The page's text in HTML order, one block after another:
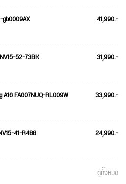
gb0009AX 41,990.-
52-73BK 31,990.-
A16 FA607NUQ-RL009W 33,990.-
41-R488 24,990.-
ดูทั้งหมด